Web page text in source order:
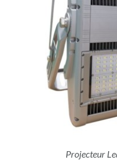
Projecteur